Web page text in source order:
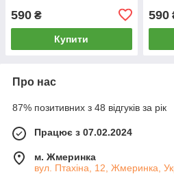
590 ₴
Купити
590
Про нас
87% позитивних з 48 відгуків за рік
Працює з 07.02.2024
м. Жмеринка
вул. Птахіна, 12, Жмеринка,